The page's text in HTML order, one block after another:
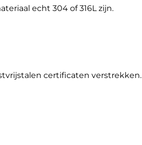
echt 304 of 316L zijn.
certificaten verstrekken.